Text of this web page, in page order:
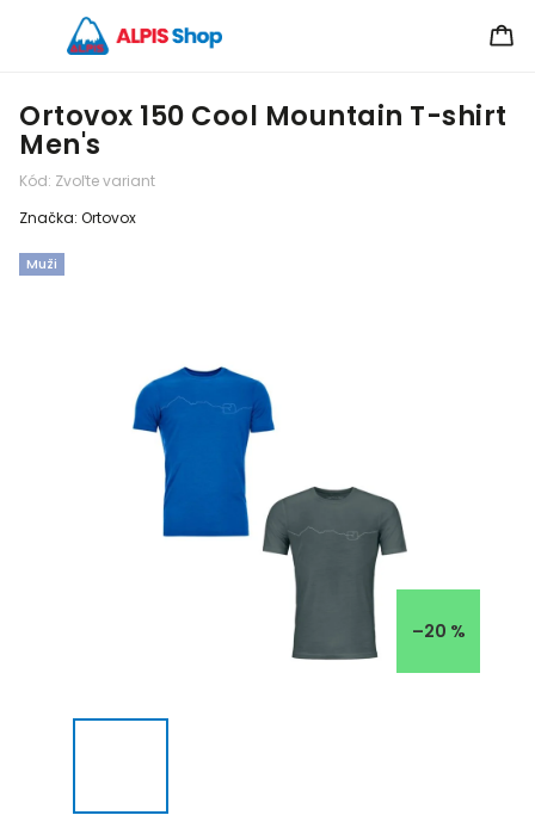
Ortovox 150 Cool Mountain T-shirt
Men's
Kód: Zvoľte variant
Muži
Značka: Ortovox
–20 %